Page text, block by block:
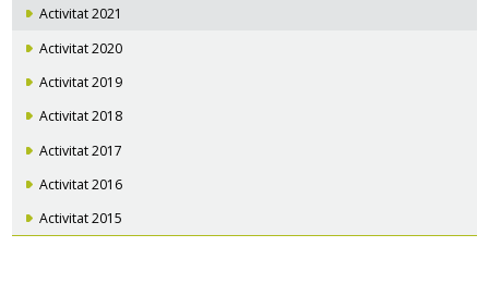
Activitat 2021
Activitat 2020
Activitat 2019
Activitat 2018
Activitat 2017
Activitat 2016
Activitat 2015